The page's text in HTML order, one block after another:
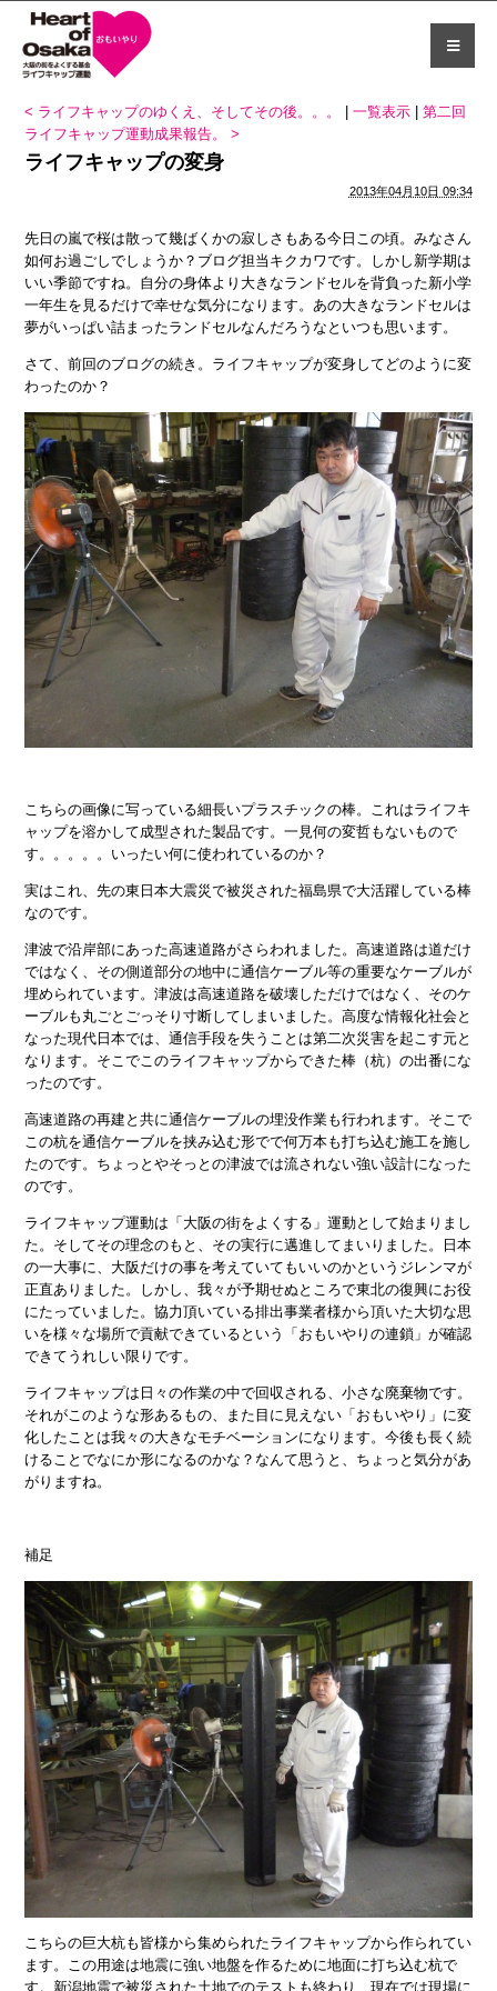
< ライフキャップのゆくえ、そしてその後。。。 |一覧表示 |第二回
ライフキャップ運動成果報告。 >
ライフキャップの変身
2013年04月10日 09:34
先日の嵐で桜は散って幾ばくかの寂しさもある今日この頃。みなさん
如何お過ごしでしょうか？ブログ担当キクカワです。しかし新学期は
いい季節ですね。自分の身体より大きなランドセルを背負った新小学
一年生を見るだけで幸せな気分になります。あの大きなランドセルは
夢がいっぱい詰まったランドセルなんだろうなといつも思います。
さて、前回のブログの続き。ライフキャップが変身してどのように変
わったのか？
こちらの画像に写っている細長いプラスチックの棒。これはライフキ
ャップを溶かして成型された製品です。一見何の変哲もないもので
す。。。。。いったい何に使われているのか？
実はこれ、先の東日本大震災で被災された福島県で大活躍している棒
なのです。
津波で沿岸部にあった高速道路がさらわれました。高速道路は道だけ
ではなく、その側道部分の地中に通信ケーブル等の重要なケーブルが
埋められています。津波は高速道路を破壊しただけではなく、そのケ
ーブルも丸ごとごっそり寸断してしまいました。高度な情報化社会と
なった現代日本では、通信手段を失うことは第二次災害を起こす元と
なります。そこでこのライフキャップからできた棒（杭）の出番にな
ったのです。
高速道路の再建と共に通信ケーブルの埋没作業も行われます。そこで
この杭を通信ケーブルを挟み込む形でで何万本も打ち込む施工を施し
たのです。ちょっとやそっとの津波では流されない強い設計になった
のです。
ライフキャップ運動は「大阪の街をよくする」運動として始まりまし
た。そしてその理念のもと、その実行に邁進してまいりました。日本
の一大事に、大阪だけの事を考えていてもいいのかというジレンマが
正直ありました。しかし、我々が予期せぬところで東北の復興にお役
にたっていました。協力頂いている排出事業者様から頂いた大切な思
いを様々な場所で貢献できているという「おもいやりの連鎖」が確認
できてうれしい限りです。
ライフキャップは日々の作業の中で回収される、小さな廃棄物です。
それがこのような形あるもの、また目に見えない「おもいやり」に変
化したことは我々の大きなモチベーションになります。今後も長く続
けることでなにか形になるのかな？なんて思うと、ちょっと気分があ
がりますね。
補足
こちらの巨大杭も皆様から集められたライフキャップから作られてい
ます。この用途は地震に強い地盤を作るために地面に打ち込む杭で
す。新潟地震で被災された土地でのテストも終わり、現在では現場に